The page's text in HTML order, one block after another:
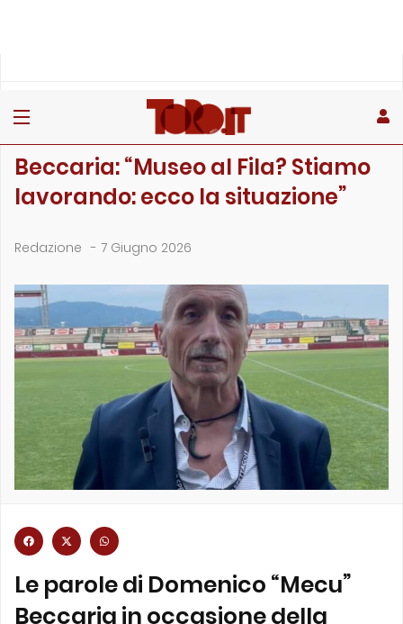
Beccaria: “Museo al Fila? Stiamo
lavorando: ecco la situazione”
Redazione - 7 Giugno 2026
Le parole di Domenico “Mecu”
Beccaria in occasione della